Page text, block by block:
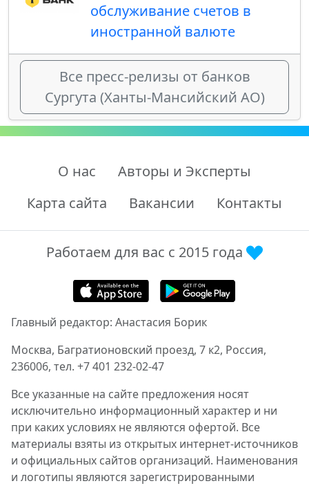
обслуживание счетов в
иностранной валюте
Все пресс-релизы от банков
Сургута (Ханты-Мансийский АО)
О нас
Авторы и Эксперты
Карта сайта
Вакансии Контакты
Работаем для вас с 2015 года
Главный редактор: Анастасия Борик
Москва, Багратионовский проезд, 7 к2, Россия,
236006, тел. +7 401 232-02-47
Все указанные на сайте предложения носят
исключительно информационный характер и ни
при каких условиях не являются офертой. Все
материалы взяты из открытых интернет-источников
и официальных сайтов организаций. Наименования
и логотипы являются зарегистрированными